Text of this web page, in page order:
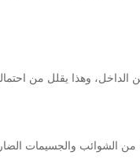
وهذا يقلل من
من الشوائب والجسيمات